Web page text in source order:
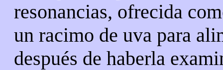
resonancias, ofrecida
un racimo de uva para
después de haberla